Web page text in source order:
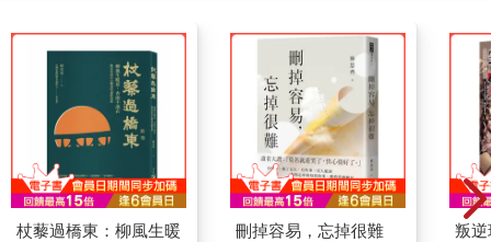
杖藜過橋東：柳風生暖
刪掉容易，忘掉很難 叛逆